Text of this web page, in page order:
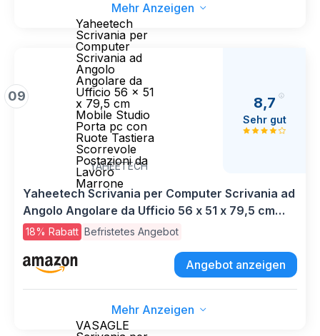
Mehr Anzeigen
09
Yaheetech
Scrivania per
Computer
Scrivania ad
Angolo
Angolare da
Ufficio 56 x 51
x 79,5 cm
Mobile Studio
Porta pc con
Ruote Tastiera
Scorrevole
Postazioni da
Lavoro
Marrone
YAHEETECH
8,7
Sehr gut
Yaheetech Scrivania per Computer Scrivania ad
Angolo Angolare da Ufficio 56 x 51 x 79,5 cm
Mobile Studio Porta pc con Ruote Tastiera
Scorrevole Postazioni da Lavoro Marrone
18% Rabatt Befristetes Angebot
Angebot anzeigen
Mehr Anzeigen
VASAGLE